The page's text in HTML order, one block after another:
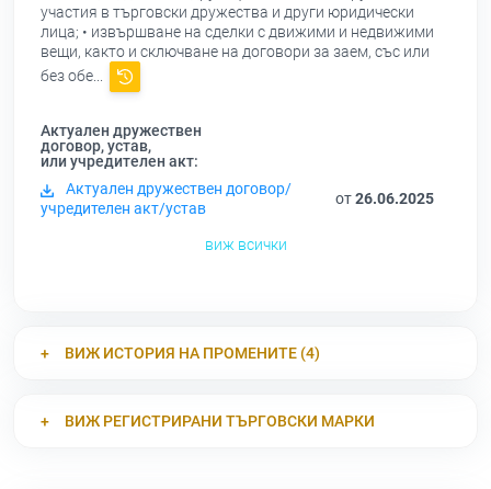
участия в търговски дружества и други юридически
лица; • извършване на сделки с движими и недвижими
вещи, както и сключване на договори за заем, със или
без обе...
Актуален дружествен
договор, устав,
или учредителен акт:
Актуален дружествен договор/
учредителен акт/устав
от26.06.2025
виж всички
ВИЖ ИСТОРИЯ НА ПРОМЕНИТЕ (4)
ВИЖ РЕГИСТРИРАНИ ТЪРГОВСКИ МАРКИ